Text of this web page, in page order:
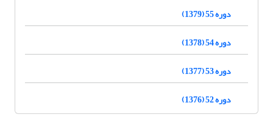
دوره 55 (1379)
دوره 54 (1378)
دوره 53 (1377)
دوره 52 (1376)